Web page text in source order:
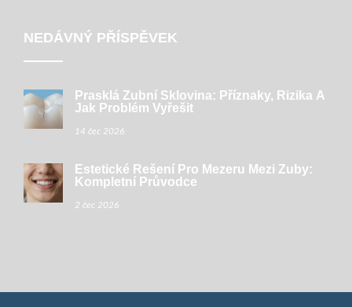
NEDÁVNÝ PŘÍSPĚVEK
Prasklá Zubní Sklovina: Příznaky, Rizika A
Jak Problém Vyřešit
14 čec 2026
Estetické Řešení Pro Mezeru Mezi Zuby:
Kompletní Průvodce
2 čec 2026